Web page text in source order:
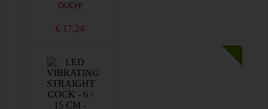
OUCH!
€ 17,24